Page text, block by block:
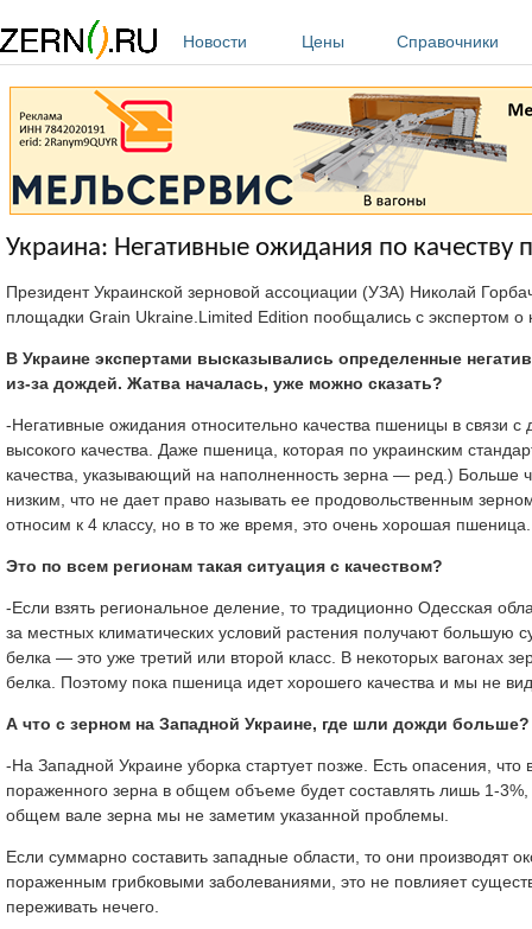
Новости
Цены Справочники
Украина: Негативные ожидания по
Президент Украинской зерновой ассоциации (УЗА) Николай
площадки Grain Ukraine.Limited Edition пообщались с экспертом о
В Украине экспертами высказывались определенные
из-за дождей. Жатва началась, уже можно сказать?
-Негативные ожидания относительно качества пшеницы в связи
высокого качества. Даже пшеница, которая по украинским
качества, указывающий на наполненность зерна — ред.) Больше
низким, что не дает право называть ее продовольственным
относим к 4 классу, но в то же время, это очень хорошая пшеница.
Это по всем регионам такая ситуация с качеством?
-Если взять региональное деление, то традиционно Одесская
за местных климатических условий растения получают большую
белка — это уже третий или второй класс. В некоторых вагонах
белка. Поэтому пока пшеница идет хорошего качества и мы не
А что с зерном на Западной Украине, где шли дожди больше?
-На Западной Украине уборка стартует позже. Есть опасения,
пораженного зерна в общем объеме будет составлять лишь 1-
общем вале зерна мы не заметим указанной проблемы.
Если суммарно составить западные области, то они производят
пораженным грибковыми заболеваниями, это не повлияет
переживать нечего.